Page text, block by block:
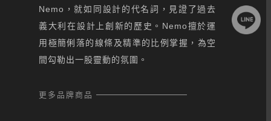
Nemo，就如同設計的代名詞，見證了過去
義大利在設計上創新的歷史。Nemo擅於運
用極簡俐落的線條及精準的比例掌握，為空
間勾勒出一股靈動的氛圍。
更多品牌商品